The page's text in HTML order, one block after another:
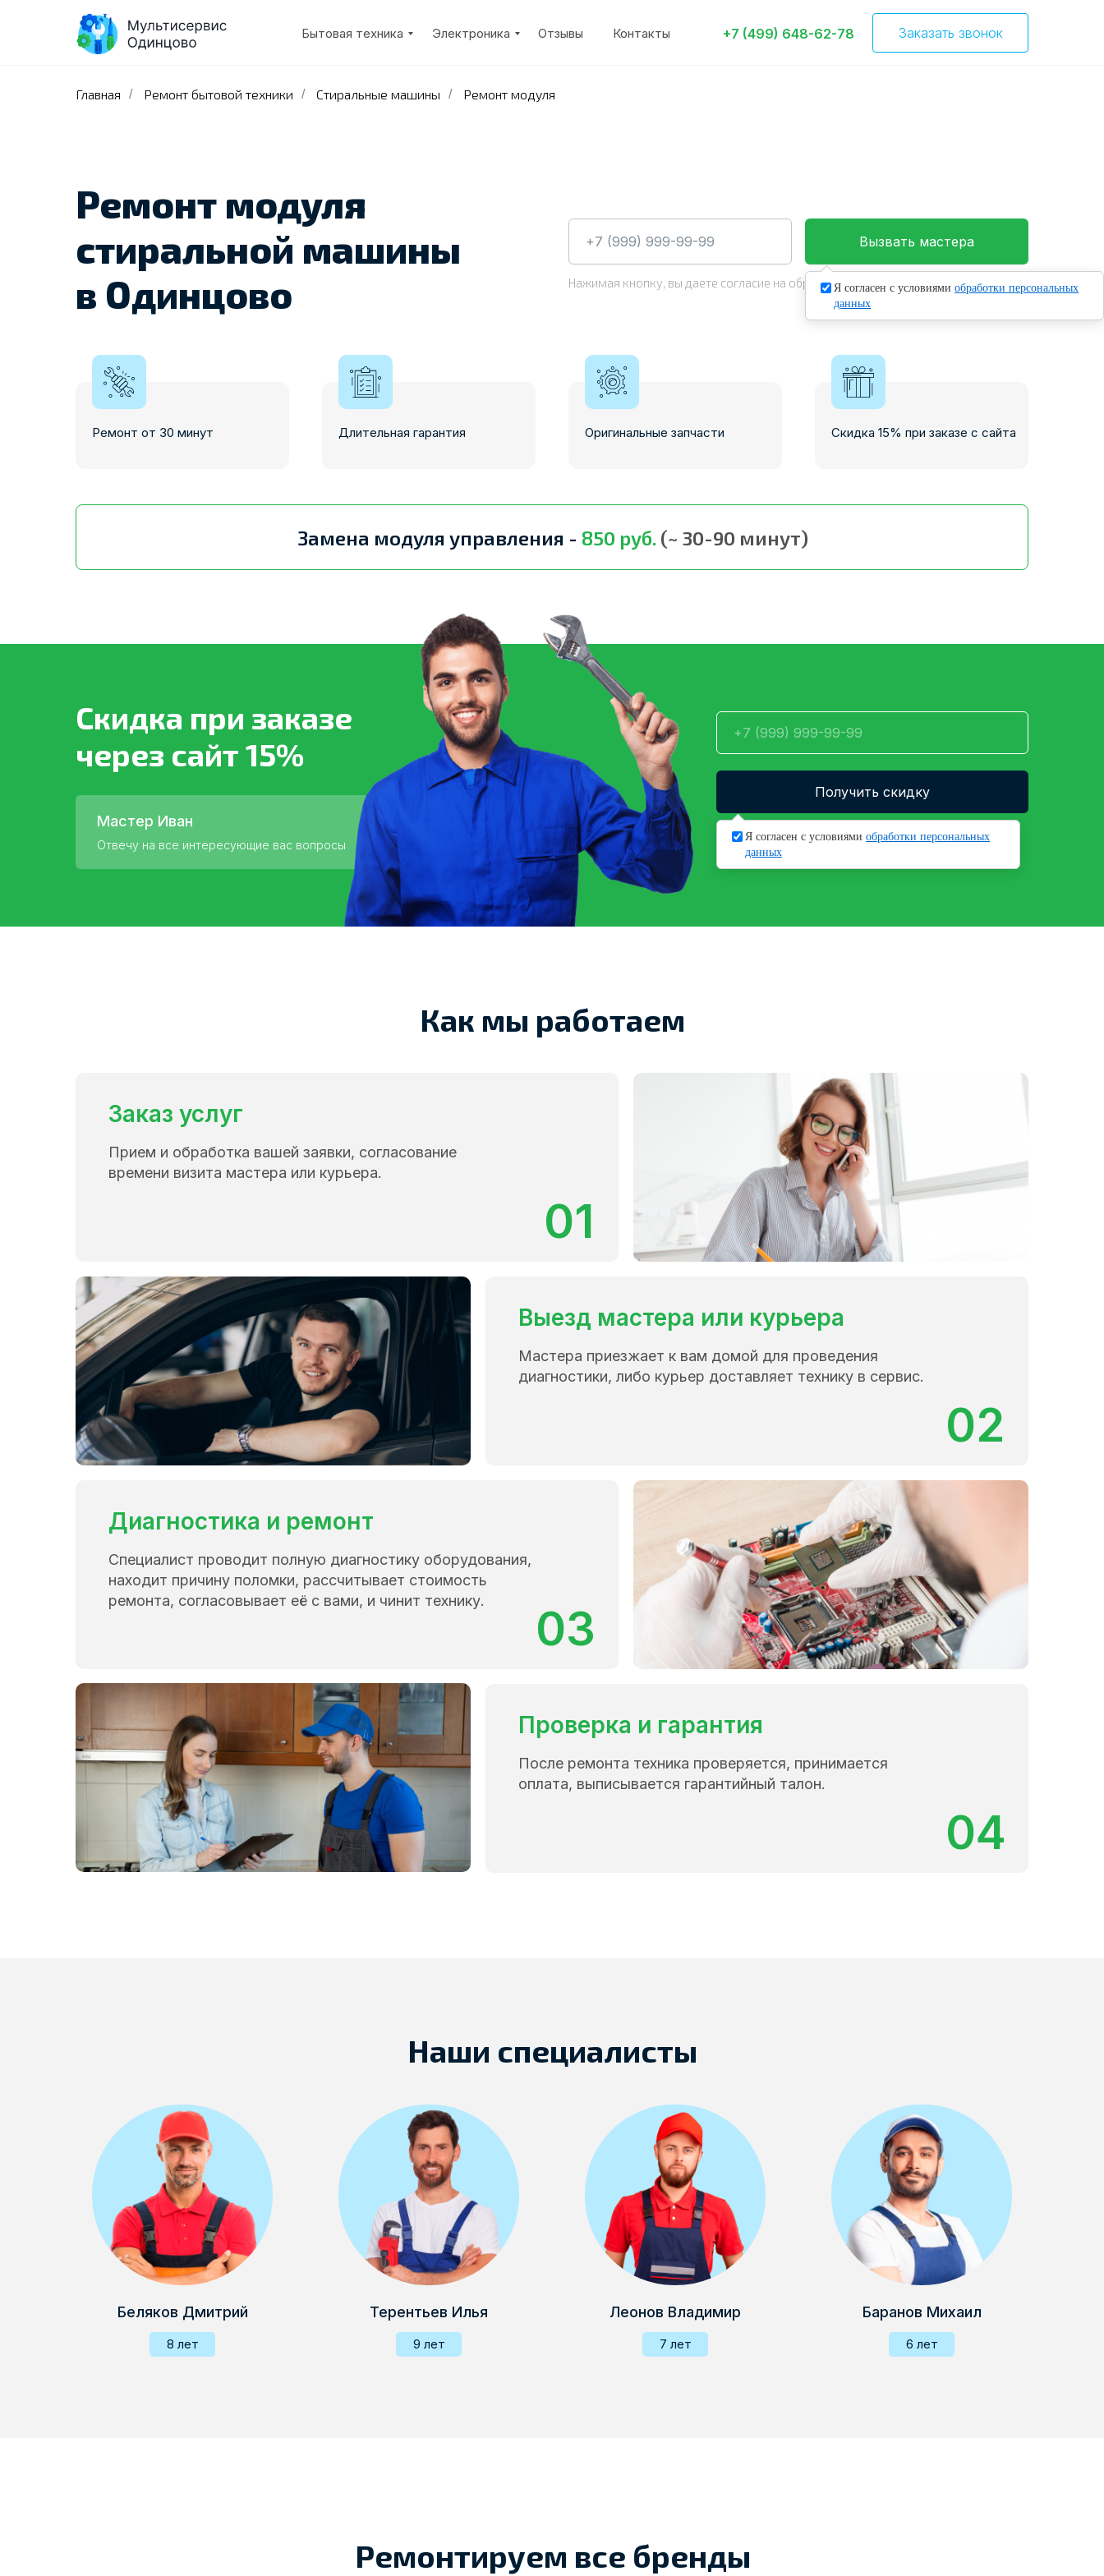
Бытовая техника Электроника Отзывы Заказать звонок
Контакты +7 (499) 648-62-78
Главная / Ремонт бытовой техники / Стиральные машины / Ремонт модуля
Ремонт модуля
стиральной машины
в Одинцово
Ремонт от 30 минут
Нажимая кнопку, вы даете согласие на обработкуперсональных данных
Вызвать мастера
Длительная гарантия Оригинальные запчасти Скидка 15% при заказе с сайта
Замена модуля управления - 850 руб. (~ 30-90 минут)
Нажимая кнопку, вы даете согласие на обработку
своихперсональных данных
Получить скидку
Скидка при заказе
через сайт 15%
Отвечу на все интересующие вас вопросы
Мастер Иван
Как мы работаем
Мастера приезжает к вам домой для проведения
диагностики, либо курьер доставляет технику в сервис.
Выезд мастера или курьера
02
Прием и обработка вашей заявки, согласование
времени визита мастера или курьера.
Заказ услуг
01
После ремонта техника проверяется, принимается
оплата, выписывается гарантийный талон.
Проверка и гарантия
04
Специалист проводит полную диагностику оборудования,
находит причину поломки, рассчитывает стоимость
ремонта, согласовывает её с вами, и чинит технику.
Диагностика и ремонт
03
Наши специалисты
Беляков Дмитрий Терентьев Илья Леонов Владимир Баранов Михаил
8 лет 9 лет 7 лет 6 лет
Ремонтируем все бренды
Я согласен с условиями обработки персональных
данных
Я согласен с условиями обработки персональных
данных